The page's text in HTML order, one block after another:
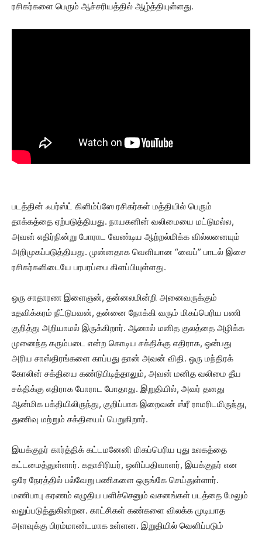
ரசிகர்களை பெரும் ஆச்சரியத்தில் ஆழ்த்தியுள்ளது.
படத்தின் ஃபர்ஸ்ட் கிளிம்ப்ஸே ரசிகர்கள் மத்தியில் பெரும்
தாக்கத்தை ஏற்படுத்தியது. நாயகனின் வலிமையை மட்டுமல்ல,
அவன் எதிர்நின்று போராட வேண்டிய ஆற்றல்மிக்க வில்லனையும்
அறிமுகப்படுத்தியது. முன்னதாக வெளியான “வைப்” பாடல் இசை
ரசிகர்களிடையே பரபரப்பை கிளப்பியுள்ளது.
ஒரு சாதாரண இளைஞன், தன்னலமின்றி அனைவருக்கும்
உதவிக்கரம் நீட்டுபவன், தன்னை நோக்கி வரும் மிகப்பெரிய பணி
குறித்து அறியாமல் இருக்கிறார். ஆனால் மனித குலத்தை அழிக்க
முனைந்த கரும்படை என்ற கொடிய சக்திக்கு எதிராக, ஒன்பது
அரிய சாஸ்திரங்களை காப்பது தான் அவன் விதி. ஒரு மந்திரக்
கோலின் சக்தியை கண்டுபிடித்தாலும், அவன் மனித வலிமை தீய
சக்திக்கு எதிராக போராட போதாது. இறுதியில், அவர் தனது
ஆன்மிக பக்தியிலிருந்து, குறிப்பாக இறைவன் ஸ்ரீ ராமரிடமிருந்து,
துணிவு மற்றும் சக்தியைப் பெறுகிறார்.
இயக்குநர் கார்த்திக் கட்டமனேனி மிகப்பெரிய புது உலகத்தை
கட்டமைத்துள்ளார். கதாசிரியர், ஒளிப்பதிவாளர், இயக்குநர் என
ஒரே நேரத்தில் பல்வேறு பணிகளை ஒருங்கே செய்துள்ளார்.
மணிபாபு கரணம் எழுதிய பளிச்செனும் வசனங்கள் படத்தை மேலும்
வலுப்படுத்துகின்றன. காட்சிகள் கண்களை விலக்க முடியாத
அளவுக்கு பிரம்மாண்டமாக உள்ளன. இறுதியில் வெளிப்படும்